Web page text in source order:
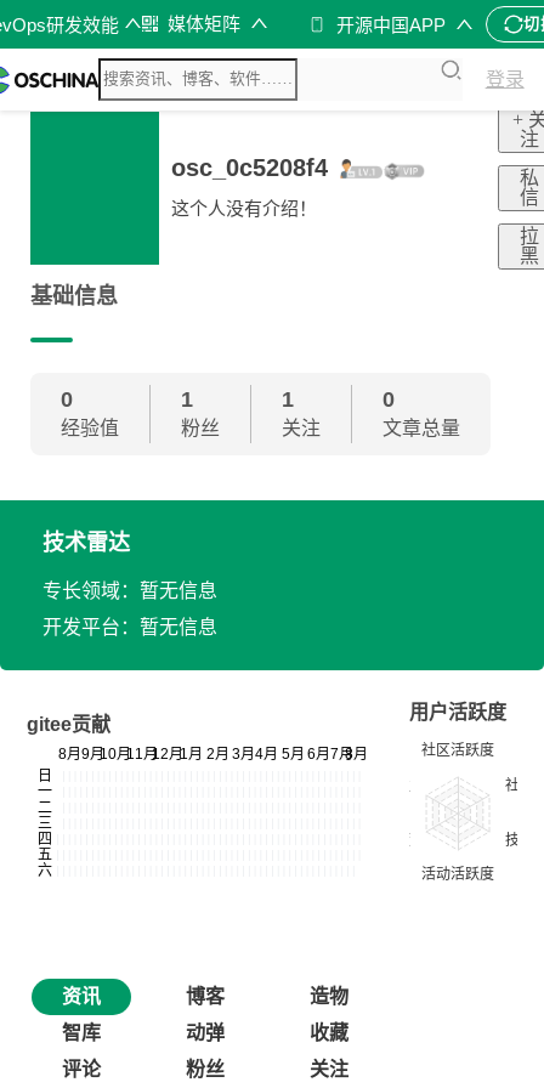
研发效能 媒体矩阵 开源中国APP 切
登录
osc_0c5208f4
这个人没有介绍！
+
注
私
信
拉
黑
基础信息
0
经验值
1
粉丝
1
关注
0
文章总量
技术雷达
专长领域：暂无信息
开发平台：暂无信息
gitee贡献
用户活跃度
资讯 博客
造物
智库
动弹
收藏
评论
粉丝 关注